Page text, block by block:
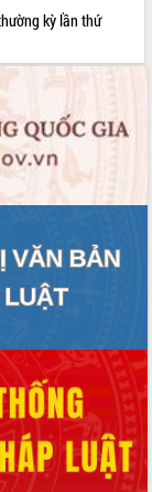
kỳ lần thứ